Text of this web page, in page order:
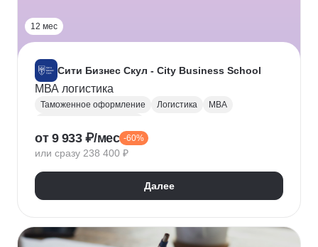
12 мес
Сити Бизнес Скул - City Business School
МВА логистика
Таможенное оформление Логистика
MBA
Операционный менеджмент
Управление бизнес-процессами
Прогнозирование
Финансовый менеджмент
Управление рисками
Внешнеэкономическая деятельность (ВЭД)
от 9 933 ₽/мес -60%
или сразу 238 400 ₽
Далее